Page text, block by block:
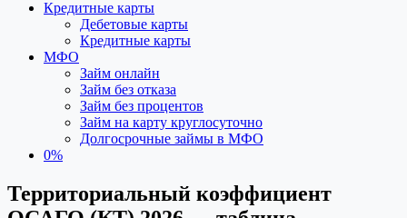
Кредитные карты
Дебетовые карты
Кредитные карты
МФО
Займ онлайн
Займ без отказа
Займ без процентов
Займ на карту круглосуточно
Долгосрочные займы в МФО
0%
Территориальный коэффициент